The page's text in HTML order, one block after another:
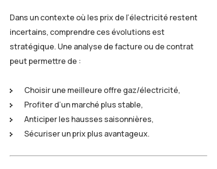
Dans un contexte où les prix de l’électricité restent
incertains, comprendre ces évolutions est
stratégique. Une analyse de facture ou de contrat
peut permettre de :
Choisir une meilleure offre gaz/électricité,
Profiter d’un marché plus stable,
Anticiper les hausses saisonnières,
Sécuriser un prix plus avantageux.